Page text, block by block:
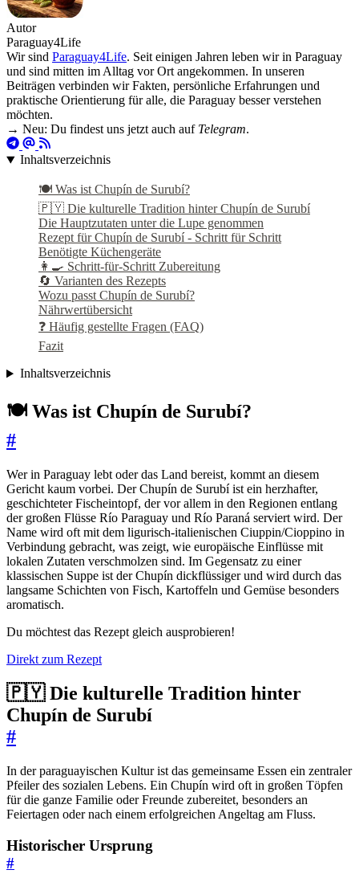
Autor
Paraguay4Life
Wir sind Paraguay4Life. Seit einigen Jahren leben wir in Paraguay
und sind mitten im Alltag vor Ort angekommen. In unseren
Beiträgen verbinden wir Fakten, persönliche Erfahrungen und
praktische Orientierung für alle, die Paraguay besser verstehen
möchten.
→ Neu: Du findest uns jetzt auch auf Telegram.
Inhaltsverzeichnis
🍽️ Was ist Chupín de Surubí?
🇵🇾 Die kulturelle Tradition hinter Chupín de Surubí
Die Hauptzutaten unter die Lupe genommen
Rezept für Chupín de Surubí - Schritt für Schritt
Benötigte Küchengeräte
👩‍🍳 Schritt-für-Schritt Zubereitung
🔄 Varianten des Rezepts
Wozu passt Chupín de Surubí?
Nährwertübersicht
❓ Häufig gestellte Fragen (FAQ)
Fazit
Inhaltsverzeichnis
🍽️ Was ist Chupín de Surubí?
#
Wer in Paraguay lebt oder das Land bereist, kommt an diesem
Gericht kaum vorbei. Der Chupín de Surubí ist ein herzhafter,
geschichteter Fischeintopf, der vor allem in den Regionen entlang
der großen Flüsse Río Paraguay und Río Paraná serviert wird. Der
Name wird oft mit dem ligurisch-italienischen Ciuppin/Cioppino in
Verbindung gebracht, was zeigt, wie europäische Einflüsse mit
lokalen Zutaten verschmolzen sind. Im Gegensatz zu einer
klassischen Suppe ist der Chupín dickflüssiger und wird durch das
langsame Schichten von Fisch, Kartoffeln und Gemüse besonders
aromatisch.
Du möchtest das Rezept gleich ausprobieren!
Direkt zum Rezept
🇵🇾 Die kulturelle Tradition hinter
Chupín de Surubí
#
In der paraguayischen Kultur ist das gemeinsame Essen ein zentraler
Pfeiler des sozialen Lebens. Ein Chupín wird oft in großen Töpfen
für die ganze Familie oder Freunde zubereitet, besonders an
Feiertagen oder nach einem erfolgreichen Angeltag am Fluss.
Historischer Ursprung
#